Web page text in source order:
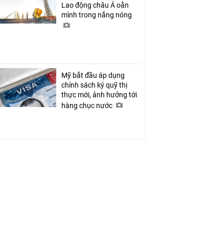
Lao động châu Á oằn
mình trong nắng nóng
Mỹ bắt đầu áp dụng
chính sách ký quỹ thị
thực mới, ảnh hưởng tới
hàng chục nước